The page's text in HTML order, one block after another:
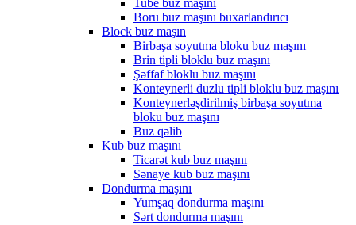
Tube buz maşını
Boru buz maşını buxarlandırıcı
Block buz maşın
Birbaşa soyutma bloku buz maşını
Brin tipli bloklu buz maşını
Şəffaf bloklu buz maşını
Konteynerli duzlu tipli bloklu buz maşını
Konteynerləşdirilmiş birbaşa soyutma
bloku buz maşını
Buz qəlib
Kub buz maşını
Ticarət kub buz maşını
Sənaye kub buz maşını
Dondurma maşını
Yumşaq dondurma maşını
Sərt dondurma maşını